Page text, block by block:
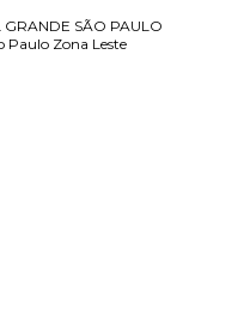
GRANDE SÃO PAULO
Paulo Zona Leste